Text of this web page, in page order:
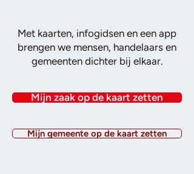
Met kaarten, infogidsen en een app
brengen we mensen, handelaars en
gemeenten dichter bij elkaar.
Mijn zaak op de kaart zetten
Mijn gemeente op de kaart zetten